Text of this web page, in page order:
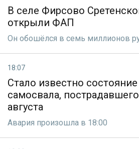
В селе Фирсово
открыли ФАП
Он обошёлся в семь миллионов
18:07
Стало известно
самосвала,
августа
Авария произошла в 18:00